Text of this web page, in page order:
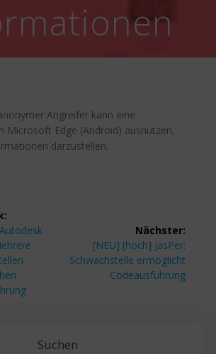
Angreifer kann eine
Microsoft Edge (Android) ausnutzen,
darzustellen.
Nächster:
Nächster
Beitrag:
[NEU] [hoch] JasPer:
Schwachstelle ermöglicht
Codeausführung
Suchen